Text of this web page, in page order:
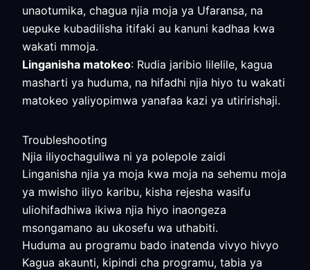
unaotumika, chagua njia moja ya Ufaransa, na
uepuke kubadilisha itifaki au kanuni kadhaa kwa
wakati mmoja.
Linganisha matokeo: Rudia jaribio lilelile, kagua
masharti ya huduma, na hifadhi njia hiyo tu wakati
matokeo yaliyopimwa yanafaa kazi ya utiririshaji.
Troubleshooting
Njia iliyochaguliwa ni ya polepole zaidi
Linganisha njia ya moja kwa moja na sehemu moja
ya mwisho iliyo karibu, kisha rejesha wasifu
uliohifadhiwa ikiwa njia hiyo inaongeza
msongamano au ukosefu wa uthabiti.
Huduma au programu bado inatenda vivyo hivyo
Kagua akaunti, kipindi cha programu, tabia ya